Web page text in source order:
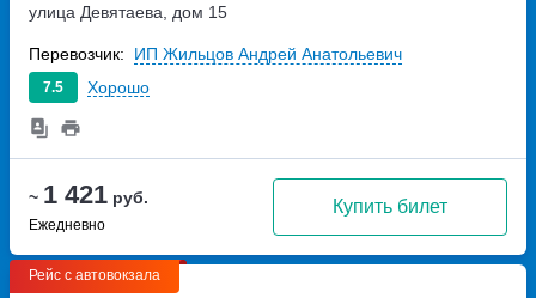
~ 1 421 руб.
Ежедневно
Купить билет
улица Девятаева, дом 15
7.5 Хорошо
Перевозчик: ИП Жильцов Андрей Анатольевич
Рейс с автовокзала